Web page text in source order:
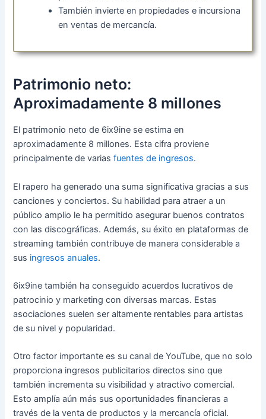
También invierte en propiedades e incursiona
en ventas de mercancía.
Patrimonio neto:
Aproximadamente 8 millones
El patrimonio neto de 6ix9ine se estima en
aproximadamente 8 millones. Esta cifra proviene
principalmente de variasfuentes de ingresos.
El rapero ha generado una suma significativa gracias a sus
canciones y conciertos. Su habilidad para atraer a un
público amplio le ha permitido asegurar buenos contratos
con las discográficas. Además, su éxito en plataformas de
streaming también contribuye de manera considerable a
sus ingresos anuales.
6ix9ine también ha conseguido acuerdos lucrativos de
patrocinio y marketing con diversas marcas. Estas
asociaciones suelen ser altamente rentables para artistas
de su nivel y popularidad.
Otro factor importante es su canal de YouTube, que no solo
proporciona ingresos publicitarios directos sino que
también incrementa su visibilidad y atractivo comercial.
Esto amplía aún más sus oportunidades financieras a
través de la venta de productos y la mercancía oficial.